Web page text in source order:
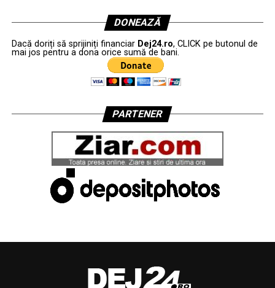
DONEAZĂ
Dacă doriți să sprijiniți financiar Dej24.ro, CLICK pe butonul de
mai jos pentru a dona orice sumă de bani.
PARTENER